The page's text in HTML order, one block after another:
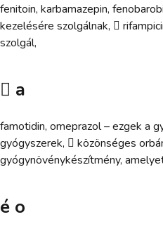
fenitoin, karbamazepin,
kezelésére szolgálnak, 
szolgál,
 a
famotidin, omeprazol – ezgek a
gyógyszerek,  közönséges
gyógynövénykészítmény,
é o